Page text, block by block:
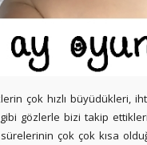
çok hızlı büyüdükleri,
gözlerle bizi takip ettikleri,
çok çok kısa